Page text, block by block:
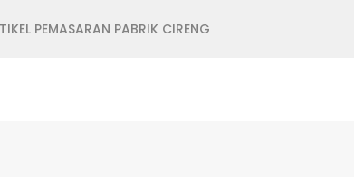
PEMASARAN PABRIK CIRENG